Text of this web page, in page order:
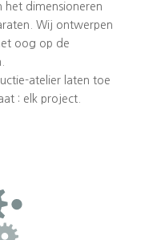
het dimensioneren
Wij ontwerpen
oog op de
atelier laten toe
: elk project.